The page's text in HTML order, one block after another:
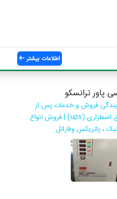
اطلاعات بیشتر
پاور ترانسکو
فروش و خدمات پس از
فروش ترانس واستابلایزر اتوماتیک و برق اضطراری (ups) | فروش انواع
، پاتریکس وفاراتل